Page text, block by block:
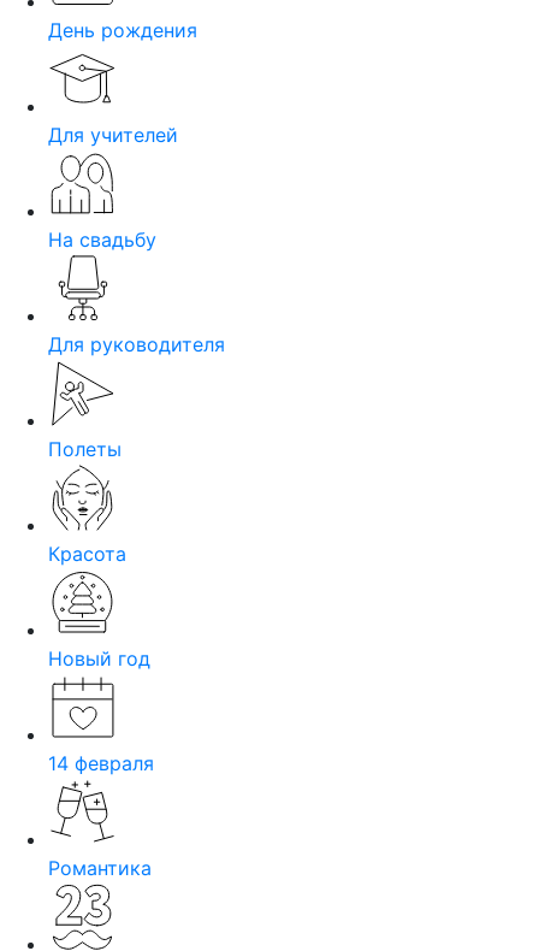
День рождения
Для учителей
На свадьбу
Для руководителя
Полеты
Красота
Новый год
14 февраля
Романтика